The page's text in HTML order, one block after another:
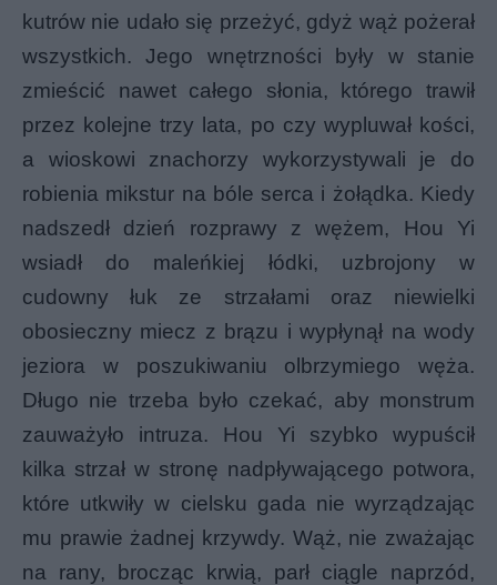
kutrów nie udało się przeżyć, gdyż wąż pożerał
wszystkich. Jego wnętrzności były w stanie
zmieścić nawet całego słonia, którego trawił
przez kolejne trzy lata, po czy wypluwał kości,
a wioskowi znachorzy wykorzystywali je do
robienia mikstur na bóle serca i żołądka. Kiedy
nadszedł dzień rozprawy z wężem, Hou Yi
wsiadł do maleńkiej łódki, uzbrojony w
cudowny łuk ze strzałami oraz niewielki
obosieczny miecz z brązu i wypłynął na wody
jeziora w poszukiwaniu olbrzymiego węża.
Długo nie trzeba było czekać, aby monstrum
zauważyło intruza. Hou Yi szybko wypuścił
kilka strzał w stronę nadpływającego potwora,
które utkwiły w cielsku gada nie wyrządzając
mu prawie żadnej krzywdy. Wąż, nie zważając
na rany, brocząc krwią, parł ciągle naprzód,